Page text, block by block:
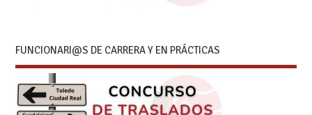
FUNCIONARI@S DE CARRERA Y EN PRÁCTICAS